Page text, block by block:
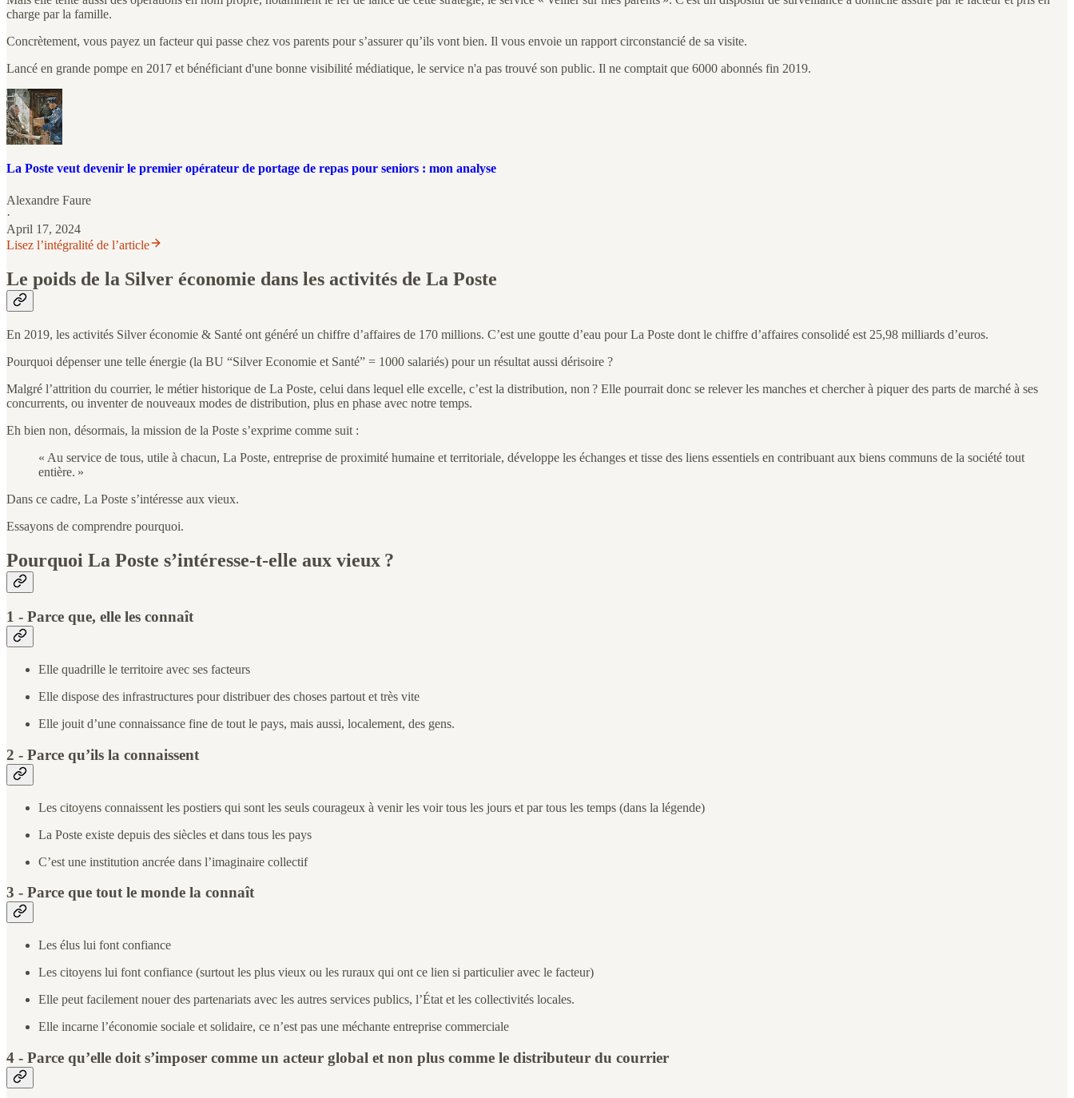
charge par la famille.
Concrètement, vous payez un facteur qui passe chez vos parents pour s’assurer qu’ils vont bien. Il vous envoie un rapport circonstancié de sa visite.
Lancé en grande pompe en 2017 et bénéficiant d'une bonne visibilité médiatique, le service n'a pas trouvé son public. Il ne comptait que 6000 abonnés fin 2019.
La Poste veut devenir le premier opérateur de portage de repas pour seniors : mon analyse
Alexandre Faure
·
April 17, 2024
Lisez l’intégralité de l’article
Le poids de la Silver économie dans les activités de La Poste
En 2019, les activités Silver économie & Santé ont généré un chiffre d’affaires de 170 millions. C’est une goutte d’eau pour La Poste dont le chiffre d’affaires consolidé est 25,98 milliards d’euros.
Pourquoi dépenser une telle énergie (la BU “Silver Economie et Santé” = 1000 salariés) pour un résultat aussi dérisoire ?
Malgré l’attrition du courrier, le métier historique de La Poste, celui dans lequel elle excelle, c’est la distribution, non ? Elle pourrait donc se relever les manches et chercher à piquer des parts de marché à ses
concurrents, ou inventer de nouveaux modes de distribution, plus en phase avec notre temps.
Eh bien non, désormais, la mission de la Poste s’exprime comme suit :
« Au service de tous, utile à chacun, La Poste, entreprise de proximité humaine et territoriale, développe les échanges et tisse des liens essentiels en contribuant aux biens communs de la société tout
entière. »
Dans ce cadre, La Poste s’intéresse aux vieux.
Essayons de comprendre pourquoi.
Pourquoi La Poste s’intéresse-t-elle aux vieux ?
1 - Parce que, elle les connaît
Elle quadrille le territoire avec ses facteurs
Elle dispose des infrastructures pour distribuer des choses partout et très vite
Elle jouit d’une connaissance fine de tout le pays, mais aussi, localement, des gens.
2 - Parce qu’ils la connaissent
Les citoyens connaissent les postiers qui sont les seuls courageux à venir les voir tous les jours et par tous les temps (dans la légende)
La Poste existe depuis des siècles et dans tous les pays
C’est une institution ancrée dans l’imaginaire collectif
3 - Parce que tout le monde la connaît
Les élus lui font confiance
Les citoyens lui font confiance (surtout les plus vieux ou les ruraux qui ont ce lien si particulier avec le facteur)
Elle peut facilement nouer des partenariats avec les autres services publics, l’État et les collectivités locales.
Elle incarne l’économie sociale et solidaire, ce n’est pas une méchante entreprise commerciale
4 - Parce qu’elle doit s’imposer comme un acteur global et non plus comme le distributeur du courrier